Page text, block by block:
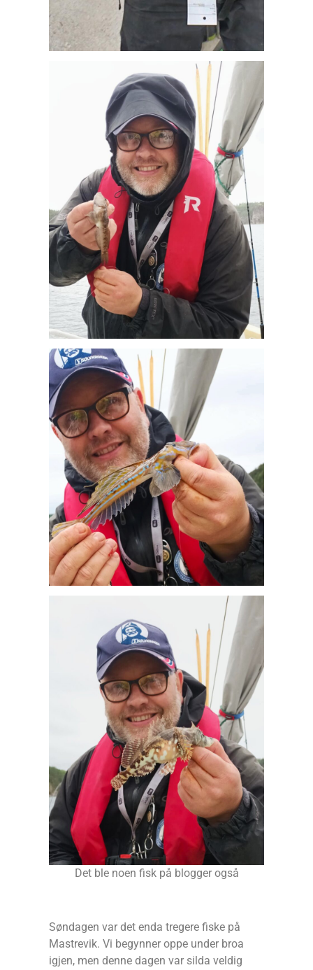
Det ble noen fisk på blogger også
Søndagen var det enda tregere fiske på
Mastrevik. Vi begynner oppe under broa
igjen, men denne dagen var silda veldig